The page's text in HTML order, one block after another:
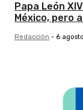
Papa León
México, pero
Redacción - 6